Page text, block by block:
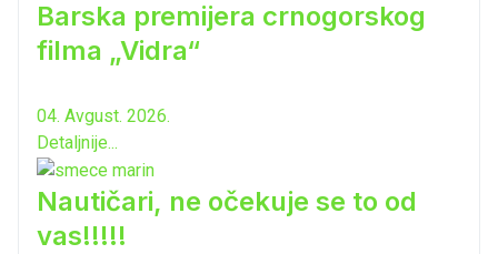
Barska premijera crnogorskog
filma „Vidra“
04. Avgust. 2026.
Detaljnije...
Nautičari, ne očekuje se to od
vas!!!!!